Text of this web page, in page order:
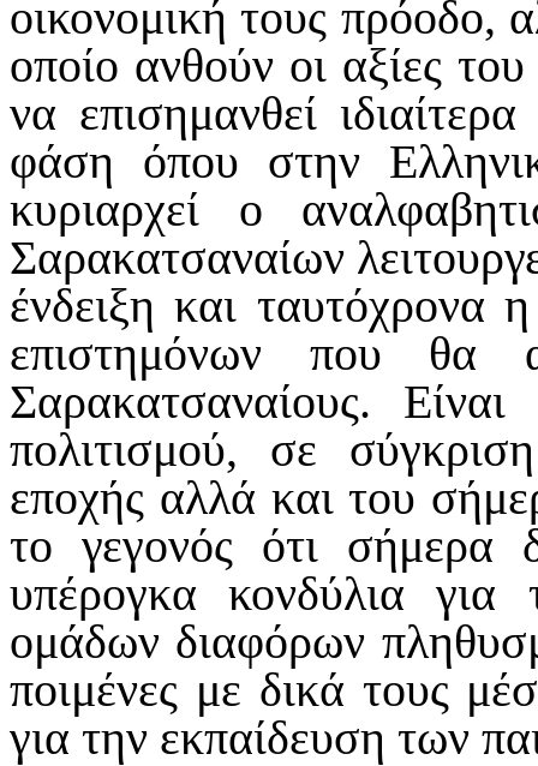
οικονομική τους πρόοδο,
οποίο ανθούν οι αξίες
να επισημανθεί
φάση όπου στην
κυριαρχεί ο
Σαρακατσαναίων
ένδειξη και
επιστημόνων που θα
Σαρακατσαναίους.
πολιτισμού, σε
εποχής αλλά και του
το γεγονός ότι σήμερα
υπέρογκα κονδύλια
ομάδων διαφόρων
ποιμένες με δικά τους
για την εκπαίδευση των